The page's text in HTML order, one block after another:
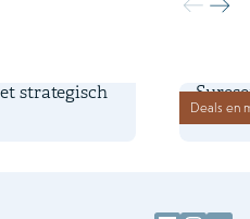
strategisch
Deals en